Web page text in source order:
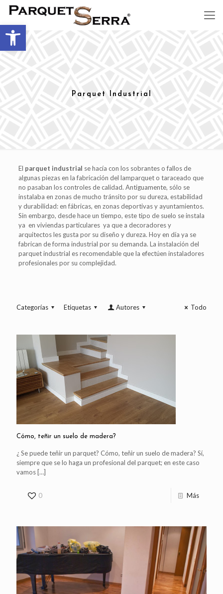
Abrir barra de herramientas
Parquet Industrial
El parquet industrial se hacía con los sobrantes o fallos de
algunas piezas en la fabricación del lamparquet o taraceado que
no pasaban los controles de calidad. Antiguamente, sólo se
instalaba en zonas de mucho tránsito por su dureza, estabilidad
y durabilidad: en fábricas, en zonas deportivas y ayuntamientos.
Sin embargo, desde hace un tiempo, este tipo de suelo se instala
ya en viviendas particulares ya que a decoradores y
arquitectos les gusta por su diseño y dureza. Hoy en día ya se
fabrican de forma industrial por su demanda. La instalación del
parquet industrial es recomendable que la efectúen instaladores
profesionales por su complejidad.
Categorías Etiquetas Autores Todo
Cómo, teñir un suelo de madera?
¿ Se puede teñir un parquet? Cómo, teñir un suelo de madera? Sí,
siempre que se lo haga un profesional del parquet; en este caso
vamos […]
0 Más